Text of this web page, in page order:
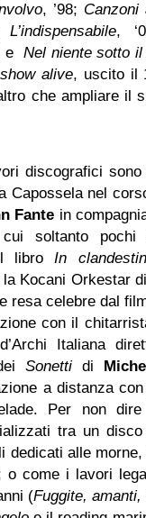
, ’98; Canzoni
L’indispensabile,
e Nel niente sotto il
alive, uscito il
che ampliare il
discografici sono
Capossela nel
Fante in
cui soltanto
il libroIn
Kocani Orkestar
resa celebre dal
con il
Italiana
Sonetti di
a distanza
Per non
tra un disco
dedicati alle
o come i lavori
(Fuggite,